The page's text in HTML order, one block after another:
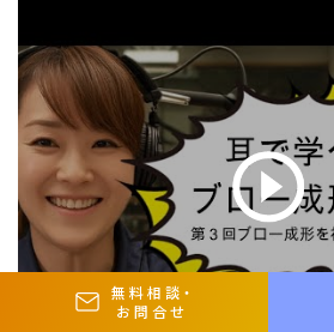
無料相談 ・
お問合せ